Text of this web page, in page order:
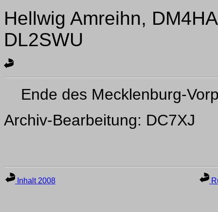
Hellwig Amreihn,
DL2SWU
Ende des Mecklenburg-
Archiv-Bearbeitung: DC7XJ
Inhalt 2008